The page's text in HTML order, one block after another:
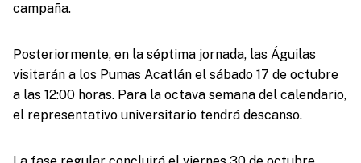
campaña.
Posteriormente, en la séptima jornada, las Águilas
visitarán a los Pumas Acatlán el sábado 17 de octubre
a las 12:00 horas. Para la octava semana del calendario,
el representativo universitario tendrá descanso.